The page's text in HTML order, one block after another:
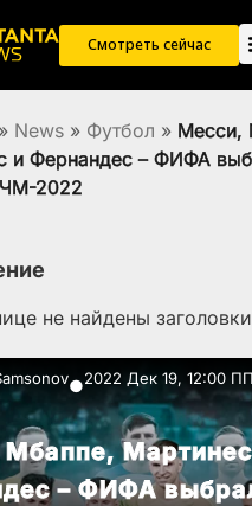
Смотреть сейчас
» News » Футбол » Месси,
и Фернандес – ФИФА
2022
не найдены
●2022 Дек 19, 12:00 ПП
– ФИФА